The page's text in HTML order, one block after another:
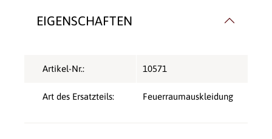
EIGENSCHAFTEN
Artikel-Nr.: 10571
Art des Ersatzteils: Feuerraumauskleidung